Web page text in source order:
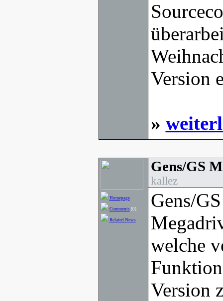
Version
»
Homepage
Comments [0]
Related News
Gens/GS
kallez
Gens/
welche
Version